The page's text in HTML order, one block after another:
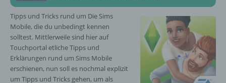
Tipps und Tricks rund um Die Sims
Mobile, die du unbedingt kennen
solltest. Mittlerweile sind hier auf
Touchportal etliche Tipps und
Erklärungen rund um Sims Mobile
erschienen, nun soll es nochmal explizit
um Tipps und Tricks gehen, um als